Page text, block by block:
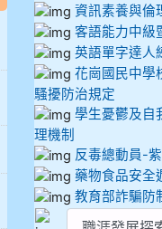
資訊素養與倫
客語能力中級
英語單字達人
花崗國民中學
騷擾防治規定
學生憂鬱及自
理機制
反毒總動員-
藥物食品安全
教育部詐騙防